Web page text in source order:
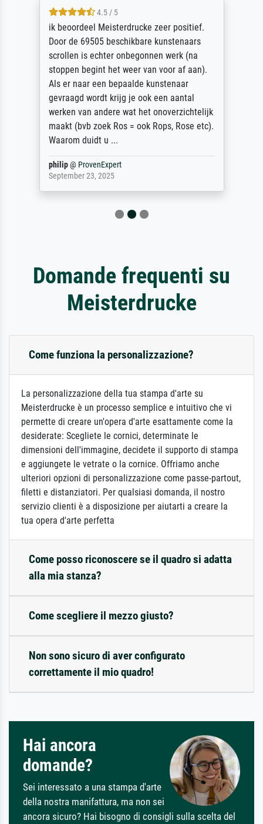
4.5 / 5
ik beoordeel Meisterdrucke zeer positief.
Door de 69505 beschikbare kunstenaars
scrollen is echter onbegonnen werk (na
stoppen begint het weer van voor af aan).
Als er naar een bepaalde kunstenaar
gevraagd wordt krijg je ook een aantal
werken van andere wat het onoverzichtelijk
maakt (bvb zoek Ros = ook Rops, Rose etc).
Waarom duidt u ...
philip@ ProvenExpert
September 23, 2025
Domande frequenti su
Meisterdrucke
Come funziona la personalizzazione?
La personalizzazione della tua stampa d'arte su
Meisterdrucke è un processo semplice e intuitivo che vi
permette di creare un'opera d'arte esattamente come la
desiderate: Scegliete le cornici, determinate le
dimensioni dell'immagine, decidete il supporto di stampa
e aggiungete le vetrate o la cornice. Offriamo anche
ulteriori opzioni di personalizzazione come passe-partout,
filetti e distanziatori. Per qualsiasi domanda, il nostro
servizio clienti è a disposizione per aiutarti a creare la
tua opera d'arte perfetta
Come posso riconoscere se il quadro si adatta
alla mia stanza?
Come scegliere il mezzo giusto?
Non sono sicuro di aver configurato
correttamente il mio quadro!
Hai ancora
domande?
Sei interessato a una stampa d'arte
della nostra manifattura, ma non sei
ancora sicuro? Hai bisogno di consigli sulla scelta del